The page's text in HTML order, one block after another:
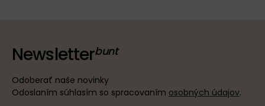
Newsletter
Odoberať naše novinky
Odoslaním súhlasím so spracovaním osobných údajov.